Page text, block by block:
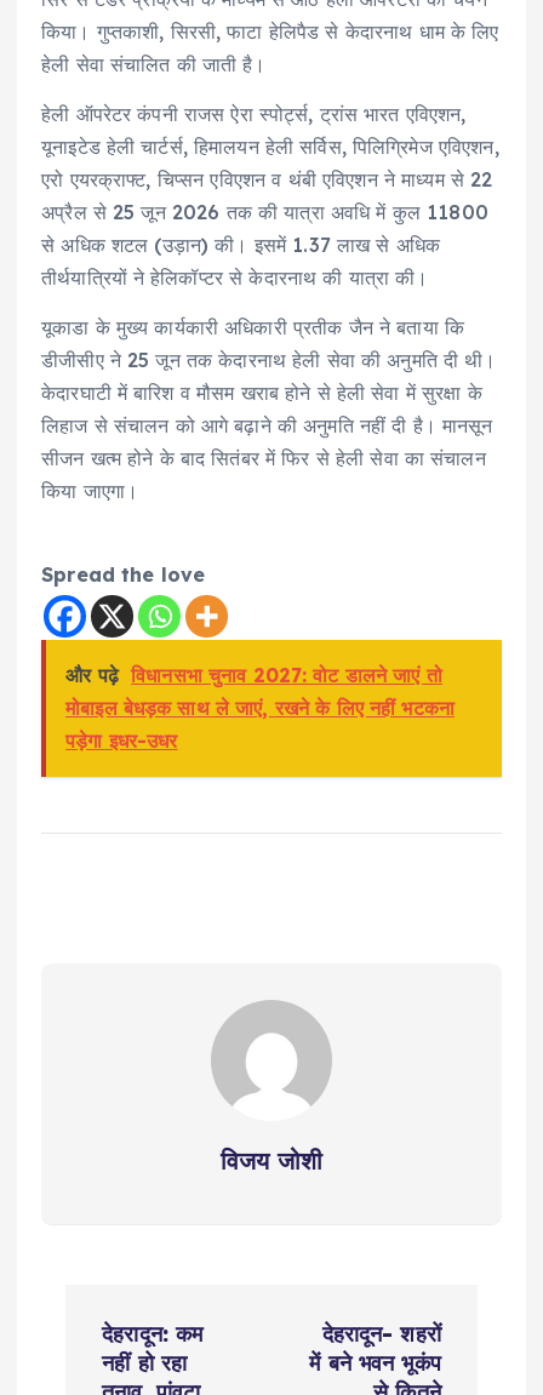
किया। गुप्तकाशी, सिरसी, फाटा हेलिपैड से केदारनाथ धाम के लिए
हेली सेवा संचालित की जाती है।
हेली ऑपरेटर कंपनी राजस ऐरा स्पोर्ट्स, ट्रांस भारत एविएशन,
यूनाइटेड हेली चार्टर्स, हिमालयन हेली सर्विस, पिलिग्रिमेज एविएशन,
एरो एयरक्राफ्ट, चिप्सन एविएशन व थंबी एविएशन ने माध्यम से 22
अप्रैल से 25 जून 2026 तक की यात्रा अवधि में कुल 11800
से अधिक शटल (उड़ान) की। इसमें 1.37 लाख से अधिक
तीर्थयात्रियों ने हेलिकॉप्टर से केदारनाथ की यात्रा की।
यूकाडा के मुख्य कार्यकारी अधिकारी प्रतीक जैन ने बताया कि
डीजीसीए ने 25 जून तक केदारनाथ हेली सेवा की अनुमति दी थी।
केदारघाटी में बारिश व मौसम खराब होने से हेली सेवा में सुरक्षा के
लिहाज से संचालन को आगे बढ़ाने की अनुमति नहीं दी है। मानसून
सीजन खत्म होने के बाद सितंबर में फिर से हेली सेवा का संचालन
किया जाएगा।
Spread the love
और पढ़े विधानसभा चुनाव 2027: वोट डालने जाएं तो
मोबाइल बेधड़क साथ ले जाएं, रखने के लिए नहीं भटकना
पड़ेगा इधर-उधर
विजय जोशी
देहरादून: कम
नहीं हो रहा
देहरादून- शहरों
में बने भवन भूकंप